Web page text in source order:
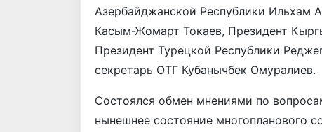
Азербайджанской Республики Ильхам
Касым-Жомарт Токаев, Президент
Президент Турецкой Республики
секретарь ОТГ Кубанычбек Омуралиев.
Состоялся обмен мнениями по
нынешнее состояние многопланового